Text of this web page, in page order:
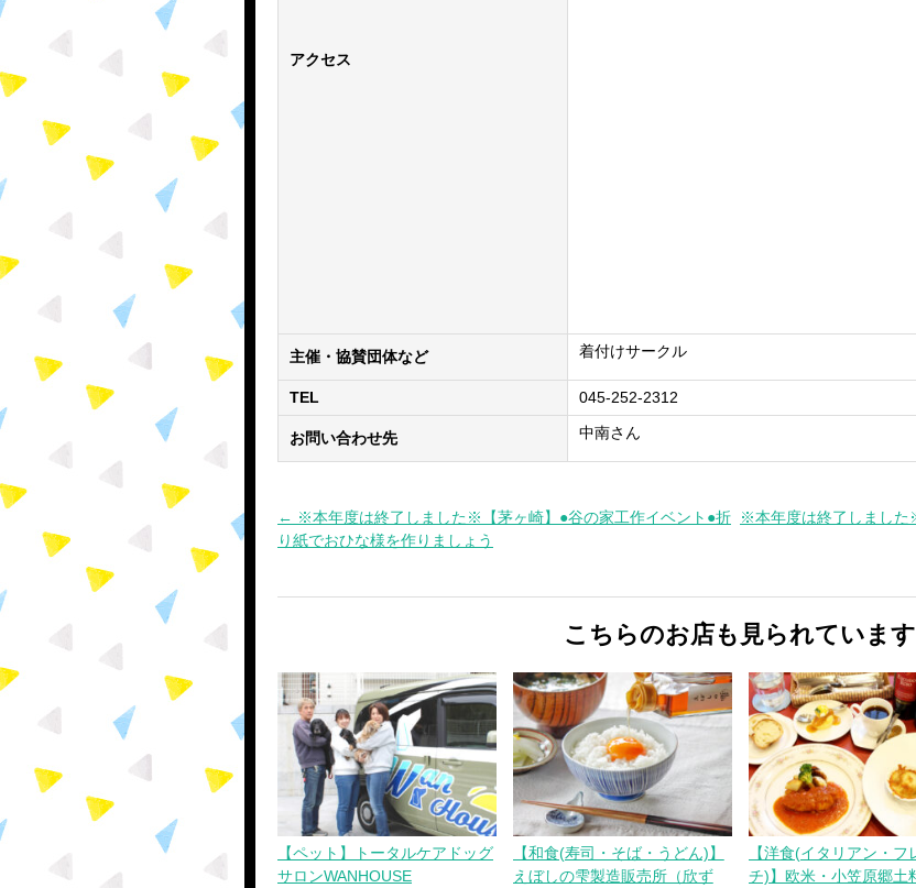
アクセス
主催・協賛団体など 着付けサークル
TEL 045-252-2312
お問い合わせ先 中南さん
投
稿
ビ
ゲ
ー
シ
ョ
← ※本年度は終了しました※【茅ヶ崎】●谷の家工作イベント●折
り紙でおひな様を作りましょう
※本年度は終了しました
こちらのお店も見られています
【ペット】トータルケアドッグ
サロンWANHOUSE
【和食(寿司・そば・うどん)】
えぼしの雫製造販売所（欣ず
【洋食(イタリアン・フ
チ)】欧米・小笠原郷